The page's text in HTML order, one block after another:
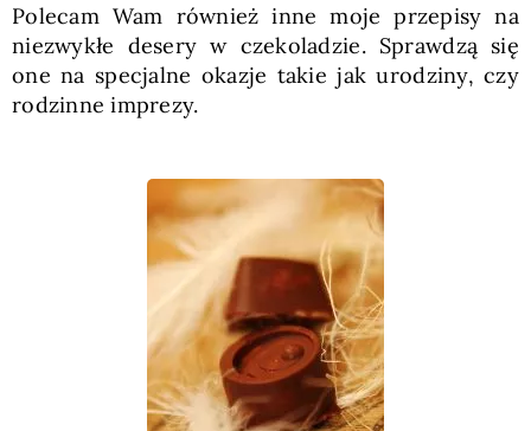
Polecam Wam również inne moje przepisy na
niezwykłe desery w czekoladzie. Sprawdzą się
one na specjalne okazje takie jak urodziny, czy
rodzinne imprezy.